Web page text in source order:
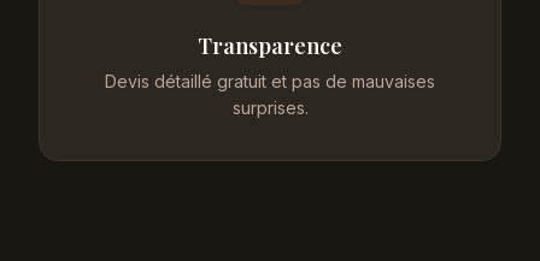
Transparence
Devis détaillé gratuit et pas de mauvaises
surprises.